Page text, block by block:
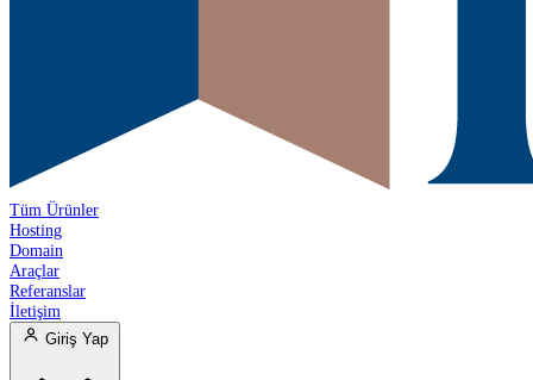
Tüm Ürünler
Hosting
Domain
Araçlar
Referanslar
İletişim
Giriş Yap